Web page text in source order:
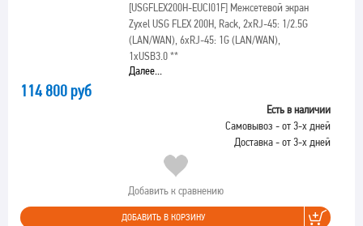
[USGFLEX200H-EUCI01F]Межсетевой экран
Zyxel USG FLEX 200H, Rack, 2xRJ-45: 1/2.5G
(LAN/WAN), 6xRJ-45: 1G (LAN/WAN),
1xUSB3.0 **
Далее...
114 800 руб
Есть в наличии
Самовывоз - от 3-х дней
Доставка - от 3-х дней
Добавить к сравнению
ДОБАВИТЬ В КОРЗИНУ